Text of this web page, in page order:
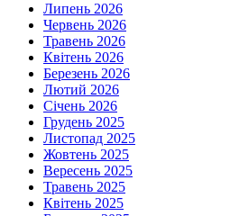
Липень 2026
Червень 2026
Травень 2026
Квітень 2026
Березень 2026
Лютий 2026
Січень 2026
Грудень 2025
Листопад 2025
Жовтень 2025
Вересень 2025
Травень 2025
Квітень 2025